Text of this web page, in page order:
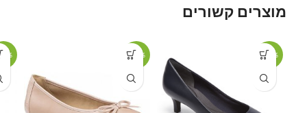
מוצרים קשורים
-25%
-22%